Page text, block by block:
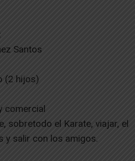
Santos
(2 hijos)
comercial
sobretodo el Karate, viajar, el
y salir con los amigos.